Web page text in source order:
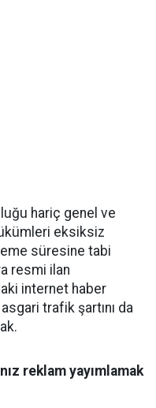
hariç genel ve
eksiksiz
süresine tabi
resmi ilan
internet haber
trafik şartını da
reklam yayımlamak